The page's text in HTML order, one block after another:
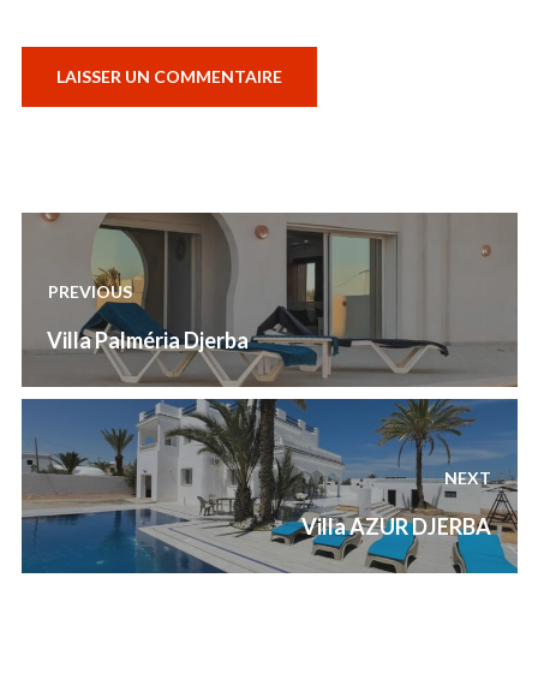
Navigation
de
l’article
PREVIOUS
Previous
Villa Palméria Djerba
NEXT
Next
Villa AZUR DJERBA